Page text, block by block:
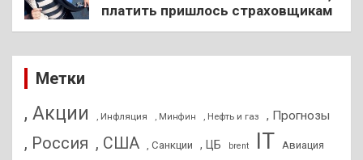
платить пришлось страховщикам
Метки
, Акции , Инфляция , Минфин , Нефть и газ , Прогнозы
, Россия , США , Санкции , ЦБ brent IT Авиация